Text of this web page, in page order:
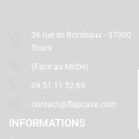
36 rue de Bordeaux - 37000
Tours
(Face au McDo)
09 51 11 52 69
contact@flapcase.com
INFORMATIONS